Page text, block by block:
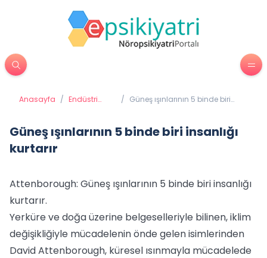
Anasayfa / Endüstri
/ Güneş ışınlarının 5 binde biri
Güneş ışınlarının 5 binde biri insanlığı
kurtarır
Attenborough: Güneş ışınlarının 5 binde biri insanlığı
kurtarır.
Yerküre ve doğa üzerine belgeselleriyle bilinen, iklim
değişikliğiyle mücadelenin önde gelen isimlerinden
David Attenborough, küresel ısınmayla mücadelede